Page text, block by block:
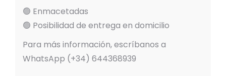
🟢 Enmacetadas
🟢 Posibilidad de entrega en domicilio
Para más información, escríbanos a
WhatsApp (+34) 644368939